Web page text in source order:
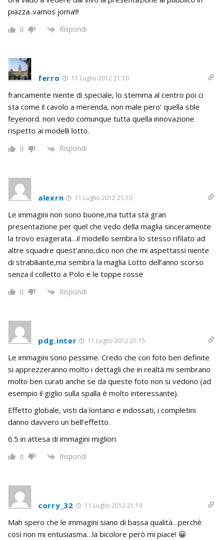
piazza..vamos joma!!!
0 Rispondi
ferro 11 Luglio 2012 21:10
francamente niente di speciale, lo stemma al centro poi ci
sta come il cavolo a merenda, non male pero’ quella stile
feyenord. non vedo comunque tutta quella innovazione
rispetto ai modelli lotto.
0 Rispondi
alexrn 11 Luglio 2012 21:10
Le immagini non sono buone,ma tutta sta gran
presentazione per quel che vedo della maglia sinceramente
la trovo esagerata…il modello sembra lo stesso rifilato ad
altre squadre quest’anno,dico non che mi aspettassi niente
di strabiliante,ma sembra la maglia Lotto dell’anno scorso
senza il colletto a Polo e le toppe rosse
0 Rispondi
pdg.inter 11 Luglio 2012 21:15
Le immagini sono pessime. Credo che con foto ben definite
si apprezzeranno molto i dettagli che in realtà mi sembrano
molto ben curati anche se da queste foto non si vedono (ad
esempio il giglio sulla spalla è molto interessante).
Effetto globale, visti da lontano e indossati, i completini
danno davvero un bell’effetto.
6.5 in attesa di immagini migliori.
0 Rispondi
corry_32 11 Luglio 2012 21:19
Mah spero che le immagini siano di bassa qualità…perchè
così non mi entusiasma…la bicolore però mi piace! 😀